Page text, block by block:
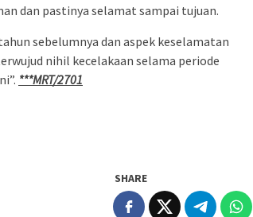
dan pastinya selamat sampai tujuan.
sebelumnya dan aspek keselamatan
nihil kecelakaan selama periode
***MRT/2701
SHARE